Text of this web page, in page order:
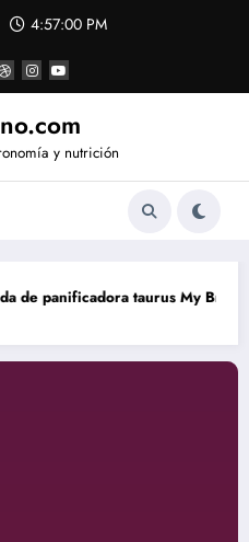
4:57:01 PM
y nutrición
My Bread Tartas